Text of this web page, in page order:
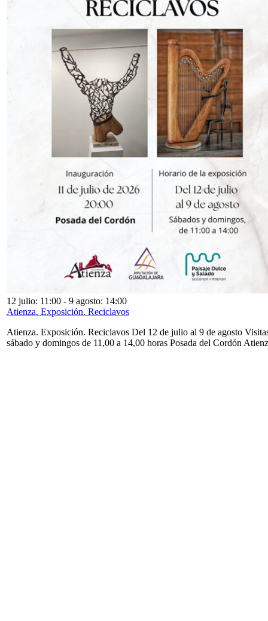
12 julio: 11:00 - 9 agosto: 14:00
Atienza. Exposición. Reciclavos
Atienza. Exposición. Reciclavos Del 12 de julio al 9 de agosto
sábado y domingos de 11,00 a 14,00 horas Posada del Cordón